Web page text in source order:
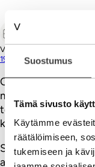
Suostumus
Tämä sivusto
Käytämme
räätälöimiseen,
tukemiseen ja
Ville Tolvanen
19.06.2013
Olen lukenut
materiaalit/
tehostamisesta ja
kasvusta,
Sattumalta juuri
artikkeliin.